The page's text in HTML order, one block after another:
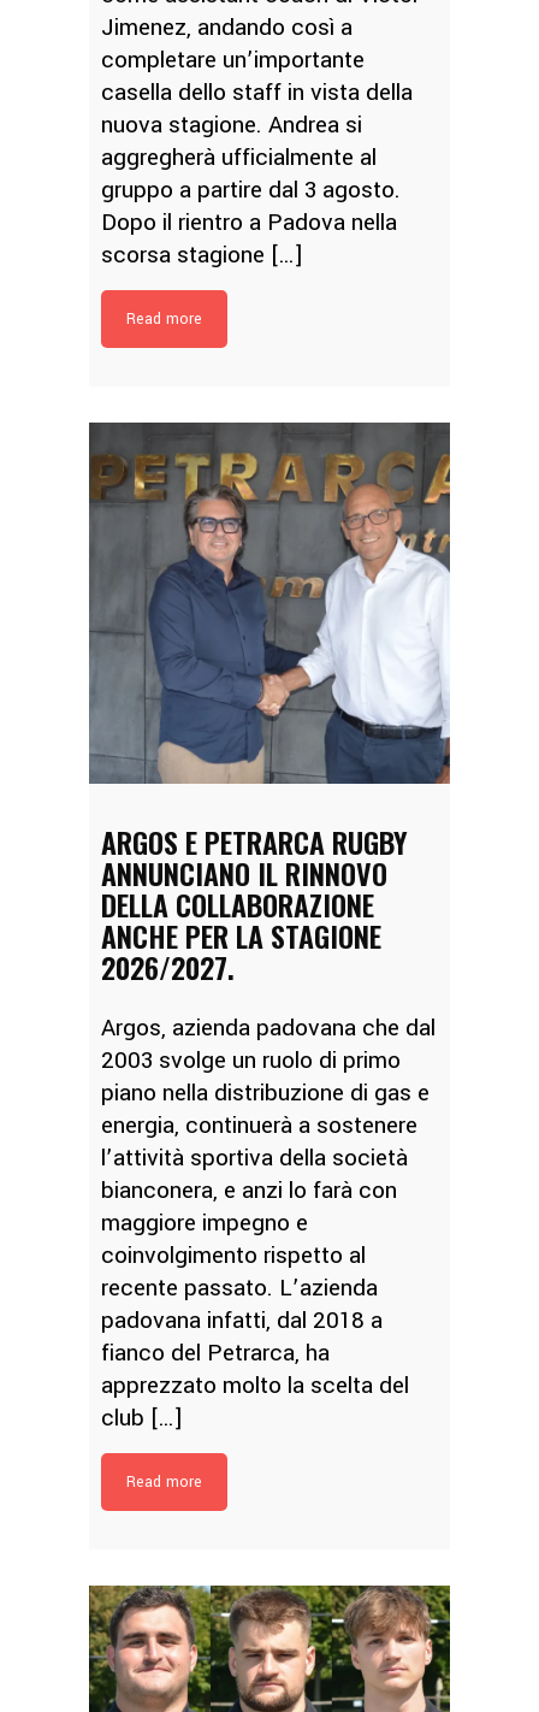
Jimenez, andando così a
completare un’importante
casella dello staff in vista della
nuova stagione. Andrea si
aggregherà ufficialmente al
gruppo a partire dal 3 agosto.
Dopo il rientro a Padova nella
scorsa stagione […]
Read more
ARGOS E PETRARCA RUGBY
ANNUNCIANO IL RINNOVO
DELLA COLLABORAZIONE
ANCHE PER LA STAGIONE
2026/2027.
Argos, azienda padovana che dal
2003 svolge un ruolo di primo
piano nella distribuzione di gas e
energia, continuerà a sostenere
l’attività sportiva della società
bianconera, e anzi lo farà con
maggiore impegno e
coinvolgimento rispetto al
recente passato. L’azienda
padovana infatti, dal 2018 a
fianco del Petrarca, ha
apprezzato molto la scelta del
club […]
Read more